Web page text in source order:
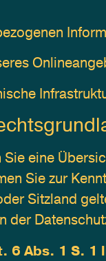
eine
Sie zur
Sitzland
der
6 Abs. 1 S. 1